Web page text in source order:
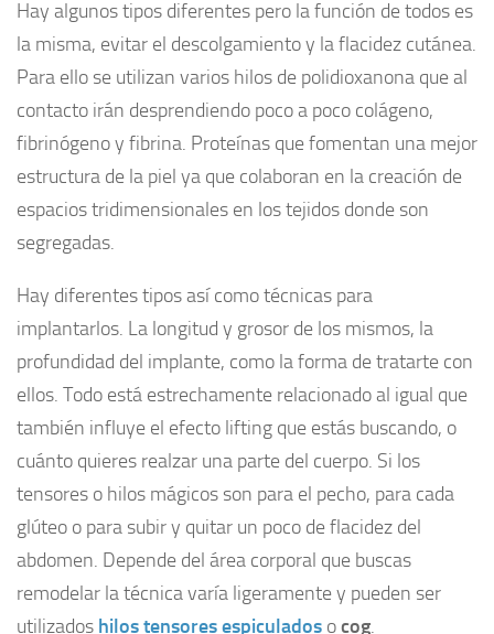
Hay algunos tipos diferentes pero la función de todos es
la misma, evitar el descolgamiento y la flacidez cutánea.
Para ello se utilizan varios hilos de polidioxanona que al
contacto irán desprendiendo poco a poco colágeno,
fibrinógeno y fibrina. Proteínas que fomentan una mejor
estructura de la piel ya que colaboran en la creación de
espacios tridimensionales en los tejidos donde son
segregadas.
Hay diferentes tipos así como técnicas para
implantarlos. La longitud y grosor de los mismos, la
profundidad del implante, como la forma de tratarte con
ellos. Todo está estrechamente relacionado al igual que
también influye el efecto lifting que estás buscando, o
cuánto quieres realzar una parte del cuerpo. Si los
tensores o hilos mágicos son para el pecho, para cada
glúteo o para subir y quitar un poco de flacidez del
abdomen. Depende del área corporal que buscas
remodelar la técnica varía ligeramente y pueden ser
utilizados hilos tensores espiculados ocog.